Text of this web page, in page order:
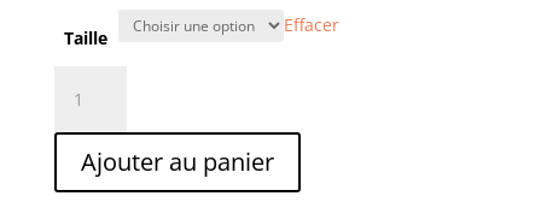
Taille
Effacer
Pantalon
hiver
doublé
Ajouter au panier